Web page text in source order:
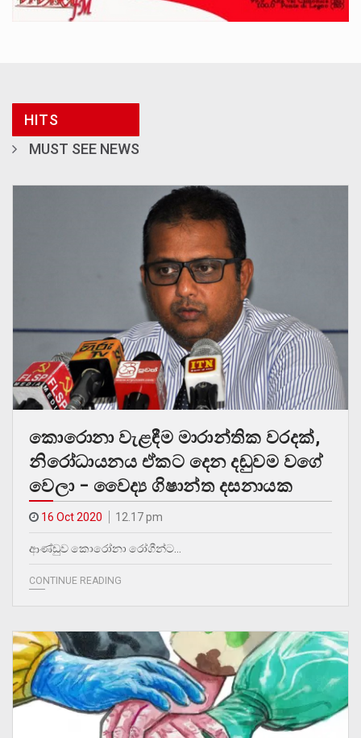
HITS
MUST SEE NEWS
කොරොනා වැළඳීම මාරාන්තික වරදක්,
නිරෝධායනය ඒකට දෙන දඬුවම වගේ
වෙලා – වෛද්‍ය ගිෂාන්ත දසනායක
16 Oct 2020 12.17 pm
ආණ්ඩුව කොරෝනා රෝගීන්ට…
CONTINUE READING